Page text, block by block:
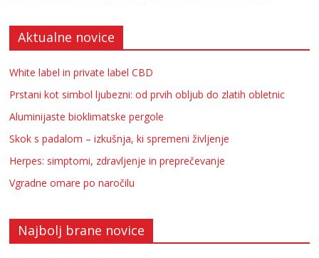
Aktualne novice
White label in private label CBD
Prstani kot simbol ljubezni: od prvih obljub do zlatih obletnic
Aluminijaste bioklimatske pergole
Skok s padalom – izkušnja, ki spremeni življenje
Herpes: simptomi, zdravljenje in preprečevanje
Vgradne omare po naročilu
Najbolj brane novice